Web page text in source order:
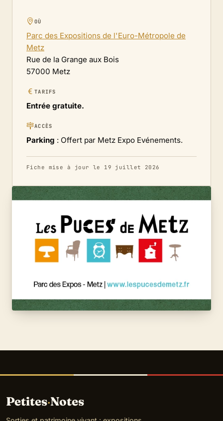
OÙ
Parc des Expositions de l'Euro-Métropole de
Metz
Rue de la Grange aux Bois
57000 Metz
TARIFS
Entrée gratuite.
ACCÈS
Parking : Offert par Metz Expo Evénements.
Fiche mise à jour le 19 juillet 2026
Petites·Notes